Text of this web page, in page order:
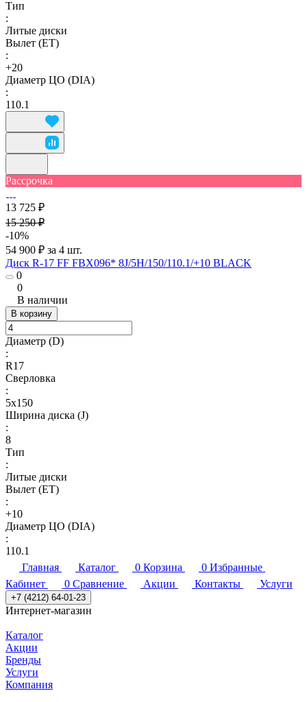
Тип
:
Литые диски
Вылет (ET)
:
+20
Диаметр ЦО (DIA)
:
110.1
Рассрочка
13 725 ₽
15 250 ₽
-10%
54 900 ₽ за 4 шт.
Диск R-17 FF FBX096* 8J/5H/150/110.1/+10 BLACK
0
0
В наличии
В корзину
Диаметр (D)
:
R17
Сверловка
:
5х150
Ширина диска (J)
:
8
Тип
:
Литые диски
Вылет (ET)
:
+10
Диаметр ЦО (DIA)
:
110.1
Главная
Каталог 0 Корзина 0 Избранные
Кабинет
0 Сравнение Акции Контакты Услуги
+7 (4212) 64-01-23
Интернет-магазин
Каталог
Акции
Бренды
Услуги
Компания